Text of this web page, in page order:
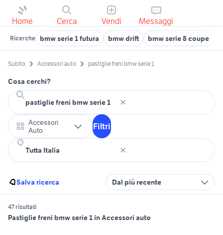
Home Cerca Vendi Messaggi
Ricerche bmw serie 1 futura bmw drift bmw serie 8 coupe
Subito Accessori auto pastiglie freni bmw serie 1
Cosa cerchi?
Accessori
Auto
Filtri
Salva ricerca Dal più recente
47 risultati
Pastiglie freni bmw serie 1 in Accessori auto